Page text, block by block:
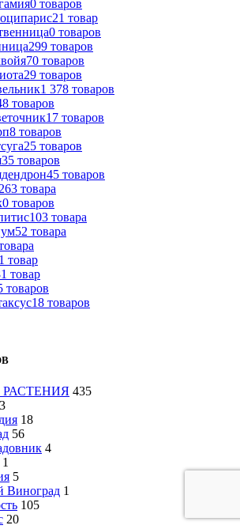
0 товаров
21 товар
0 товаров
299 товаров
70 товаров
29 товаров
1 378 товаров
товаров
17 товаров
8 товаров
25 товаров
35 товаров
45 товаров
товара
0 товаров
103 товара
52 товара
товар
товар
товаров
18 товаров
435
3
18
56
4
1
5
Виноград 1
105
20